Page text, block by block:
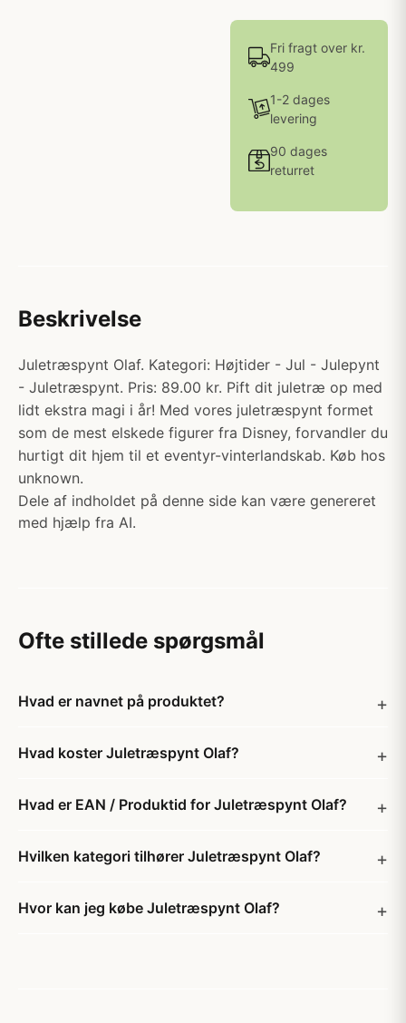
Fri fragt over kr.
499
1-2 dages
levering
90 dages
returret
Beskrivelse
Juletræspynt Olaf. Kategori: Højtider - Jul - Julepynt
- Juletræspynt. Pris: 89.00 kr. Pift dit juletræ op med
lidt ekstra magi i år! Med vores juletræspynt formet
som de mest elskede figurer fra Disney, forvandler du
hurtigt dit hjem til et eventyr-vinterlandskab. Køb hos
unknown.
Dele af indholdet på denne side kan være genereret
med hjælp fra AI.
Ofte stillede spørgsmål
Hvad er navnet på produktet?
Hvad koster Juletræspynt Olaf?
Hvad er EAN / Produktid for Juletræspynt Olaf?
Hvilken kategori tilhører Juletræspynt Olaf?
Hvor kan jeg købe Juletræspynt Olaf?